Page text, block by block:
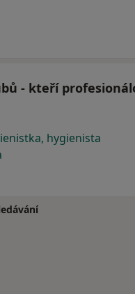
- kteří
hygienista